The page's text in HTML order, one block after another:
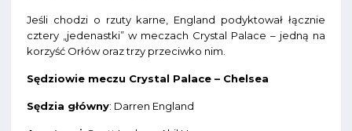
Jeśli chodzi o rzuty karne, England podyktował łącznie
cztery „jedenastki” w meczach Crystal Palace – jedną na
korzyść Orłów oraz trzy przeciwko nim.
Sędziowie meczu Crystal Palace – Chelsea
Sędzia główny: Darren England